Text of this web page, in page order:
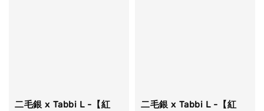
二毛銀 x Tabbi L -【紅
二毛銀 x Tabbi L -【紅